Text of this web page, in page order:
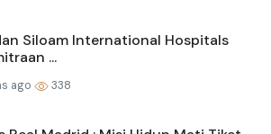
Siloam International Hospitals
...
ago 338